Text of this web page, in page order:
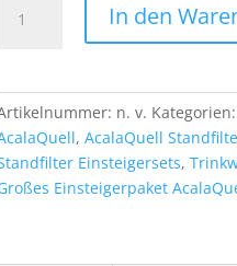
Einsteigerpaket
AcalaQuell®
Blau
Menge
In den
n. v.
,AcalaQuell
Einsteigersets,
Einsteigerpaket